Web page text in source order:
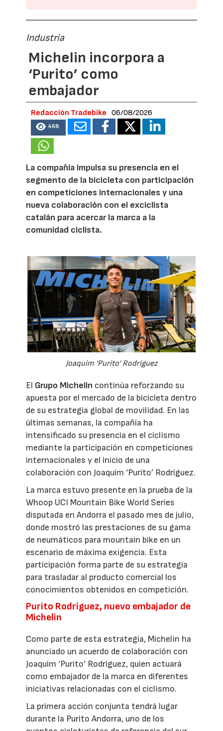
Industria
Michelin incorpora a
‘Purito’ como
embajador
Redacción Tradebike 06/08/2026
468
La compañía impulsa su presencia en el
segmento de la bicicleta con participación
en competiciones internacionales y una
nueva colaboración con el exciclista
catalán para acercar la marca a la
comunidad ciclista.
Joaquim ‘Purito’ Rodríguez
El Grupo Michelin continúa reforzando su
apuesta por el mercado de la bicicleta dentro
de su estrategia global de movilidad. En las
últimas semanas, la compañía ha
intensificado su presencia en el ciclismo
mediante la participación en competiciones
internacionales y el inicio de una
colaboración con Joaquim ‘Purito’ Rodríguez.
La marca estuvo presente en la prueba de la
Whoop UCI Mountain Bike World Series
disputada en Andorra el pasado mes de julio,
donde mostró las prestaciones de su gama
de neumáticos para mountain bike en un
escenario de máxima exigencia. Esta
participación forma parte de su estrategia
para trasladar al producto comercial los
conocimientos obtenidos en competición.
Purito Rodríguez, nuevo embajador de
Michelin
Como parte de esta estrategia, Michelin ha
anunciado un acuerdo de colaboración con
Joaquim ‘Purito’ Rodríguez, quien actuará
como embajador de la marca en diferentes
iniciativas relacionadas con el ciclismo.
La primera acción conjunta tendrá lugar
durante la Purito Andorra, uno de los